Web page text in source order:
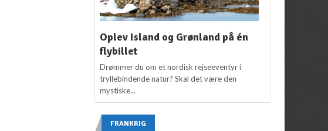
Oplev Island og Grønland på én
flybillet
Drømmer du om et nordisk rejseeventyr i
tryllebindende natur? Skal det være den
mystiske...
FRANKRIG